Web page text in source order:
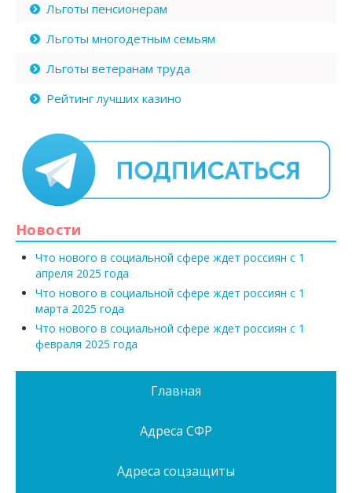
Льготы пенсионерам
Льготы многодетным семьям
Льготы ветеранам труда
Рейтинг лучших казино
Новости
Что нового в социальной сфере ждет россиян с 1
апреля 2025 года
Что нового в социальной сфере ждет россиян с 1
марта 2025 года
Что нового в социальной сфере ждет россиян с 1
февраля 2025 года
Главная
Адреса СФР
Адреса соцзащиты